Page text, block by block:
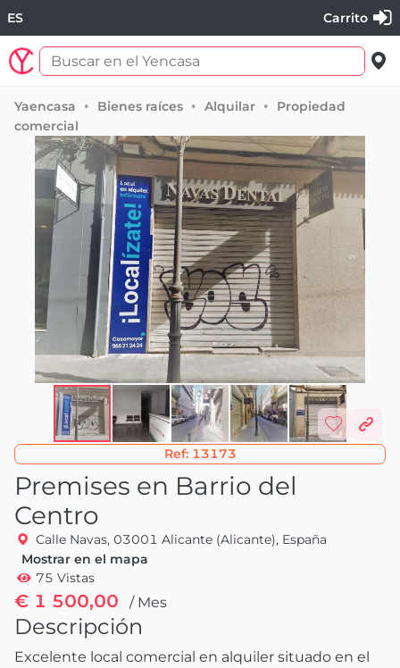
ES Carrito
Yaencasa Bienes raíces Alquilar
Propiedad
comercial
Ref: 13173
Premises en Barrio del
Centro
Calle Navas, 03001 Alicante (Alicante), España
Mostrar en el mapa
75 Vistas
€ 1 500,00 / Mes
Descripción
Excelente local comercial en alquiler situado en el